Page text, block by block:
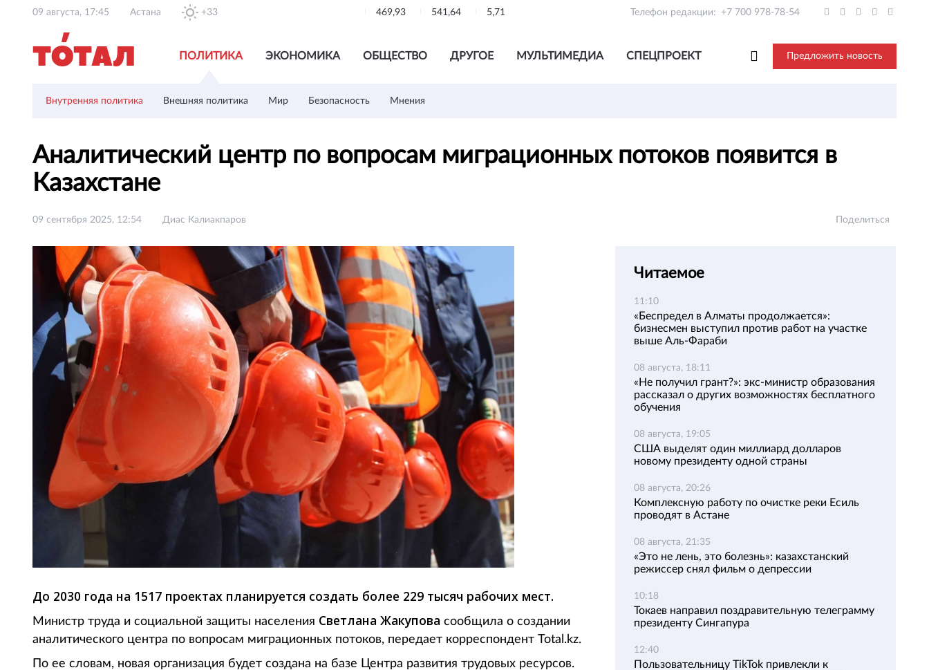
09 августа, 17:45 Астана +33 469,93 541,64 5,71 Телефон редакции: +7 700 978-78-54
ПОЛИТИКА ЭКОНОМИКА ОБЩЕСТВО ДРУГОЕ МУЛЬТИМЕДИА СПЕЦПРОЕКТ Предложить новость
Внутренняя политика Внешняя политика Мир Безопасность Мнения
Аналитический центр по вопросам миграционных потоков появится в
Казахстане
09 сентября 2025, 12:54 Диас Калиакпаров Поделиться
До 2030 года на 1517 проектах планируется создать более 229 тысяч рабочих мест.
Министр труда и социальной защиты населения Светлана Жакупова сообщила о создании
аналитического центра по вопросам миграционных потоков, передает корреспондент Total.kz.
По ее словам, новая организация будет создана на базе Центра развития трудовых ресурсов.
Читаемое
11:10
«Беспредел в Алматы продолжается»:
бизнесмен выступил против работ на участке
выше Аль-Фараби
08 августа, 18:11
«Не получил грант?»: экс-министр образования
рассказал о других возможностях бесплатного
обучения
08 августа, 19:05
США выделят один миллиард долларов
новому президенту одной страны
08 августа, 20:26
Комплексную работу по очистке реки Есиль
проводят в Астане
08 августа, 21:35
«Это не лень, это болезнь»: казахстанский
режиссер снял фильм о депрессии
10:18
Токаев направил поздравительную телеграмму
президенту Сингапура
12:40
Пользовательницу TikTok привлекли к